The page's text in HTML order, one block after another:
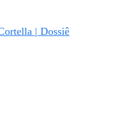
| Dossiê